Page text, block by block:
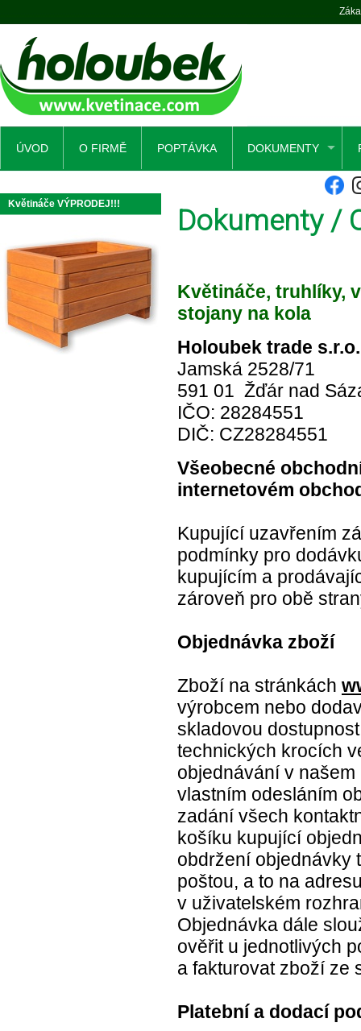
Dokumenty /
Květináče, truhlíky,
stojany na kola
Holoubek trade s.r.o.
Jamská 2528/71
591 01 Žďár nad
IČO: 28284551
DIČ: CZ28284551
Všeobecné
internetovém
Kupující uzavřením
podmínky pro
kupujícím a
zároveň pro obě
Objednávka zboží
Zboží na stránkách
výrobcem nebo
skladovou
technických krocích
objednávání v
vlastním odesláním
zadání všech
košíku kupující
obdržení objednávky
poštou, a to na
v uživatelském
Objednávka dále
ověřit u jednotlivých
a fakturovat zboží ze
Platební a dodací
Květináče VÝPRODEJ!!!
ÚVOD O FIRMĚ POPTÁVKA DOKUMENTY